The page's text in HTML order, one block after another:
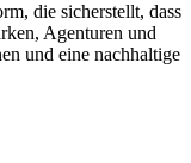
die sicherstellt, dass
Agenturen und
und eine nachhaltige